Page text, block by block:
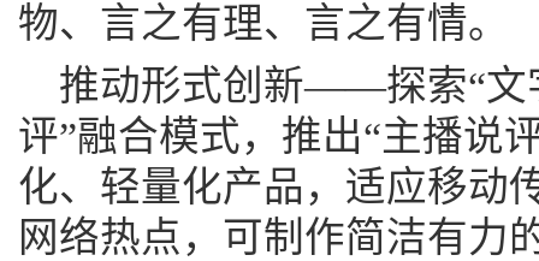
物、言之有理、言之有情。
推动形式创新——探索“文
评”融合模式，推出“主播说
化、轻量化产品，适应移动
网络热点，可制作简洁有力